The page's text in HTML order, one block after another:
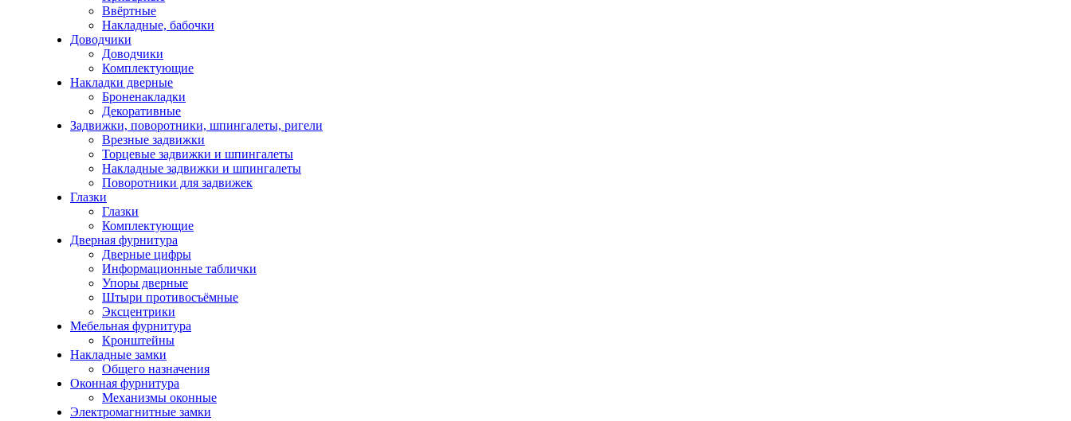
Ввёртные
Накладные, бабочки
Доводчики
Доводчики
Комплектующие
Накладки дверные
Броненакладки
Декоративные
Задвижки, поворотники, шпингалеты, ригели
Врезные задвижки
Торцевые задвижки и шпингалеты
Накладные задвижки и шпингалеты
Поворотники для задвижек
Глазки
Глазки
Комплектующие
Дверная фурнитура
Дверные цифры
Информационные таблички
Упоры дверные
Штыри противосъёмные
Эксцентрики
Мебельная фурнитура
Кронштейны
Накладные замки
Общего назначения
Оконная фурнитура
Механизмы оконные
Электромагнитные замки